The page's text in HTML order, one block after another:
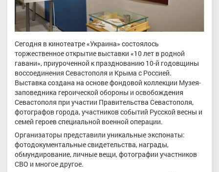
Сегодня в кинотеатре «Украина» состоялось
торжественное открытие выставки «10 лет в родной
гавани», приуроченной к празднованию 10-й годовщины
воссоединения Севастополя и Крыма с Россией.
Выставка создана на основе фондовой коллекции Музея-
заповедника героической обороны и освобождения
Севастополя при участии Правительства Севастополя,
фотографов города, участников событий Русской весны и
семей героев специальной военной операции.
Организаторы представили уникальные экспонаты:
фотодокументальные свидетельства, награды,
обмундирование, личные вещи, фотографии участников
СВО и многое другое.